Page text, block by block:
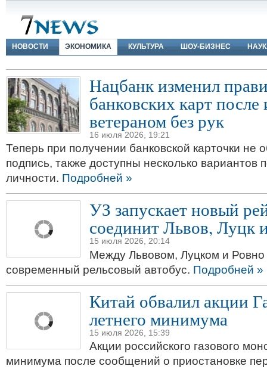
НОВОСТИ ЭКОНОМИКА КУЛЬТУРА ШОУ-БИЗНЕС
Нацбанк изменил
банковских карт после
ветераном без рук
16 июля 2026, 19:21
Теперь при получении банковской карточки не
подпись, также доступны несколько вариантов
личности. Подробней »
УЗ запускает новый
соединит Львов, Луцк
15 июля 2026, 20:14
Между Львовом, Луцком и Ровно
современный рельсовый автобус. Подробней »
Китай обвалил акции
летнего минимума
15 июля 2026, 15:39
Акции российского газового
минимума после сообщений о приостановке